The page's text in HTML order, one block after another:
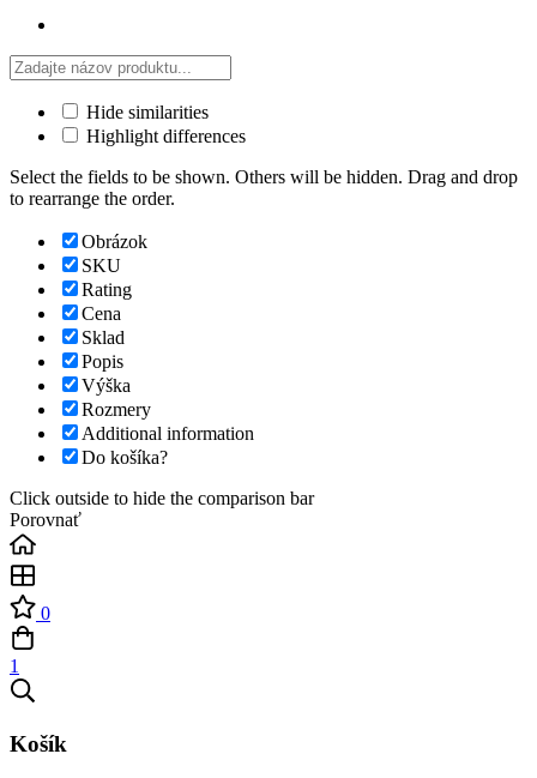
Hide similarities
Highlight differences
Select the fields to be shown. Others will be hidden. Drag and drop
to rearrange the order.
Obrázok
SKU
Rating
Cena
Sklad
Popis
Výška
Rozmery
Additional information
Do košíka?
Click outside to hide the comparison bar
Porovnať
0
1
Košík